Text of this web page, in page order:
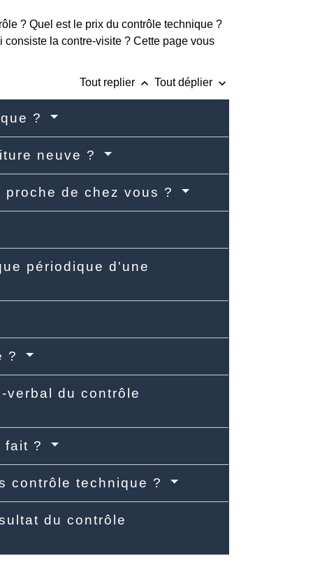
? Quel est le prix du contrôle technique ?
la contre-visite ? Cette page vous
Tout replier keyboard_arrow_up Tout déplier keyboard_arrow_down
?
neuve ?
de chez vous ?
périodique d'une
?
verbal du contrôle
fait ?
contrôle technique ?
du contrôle